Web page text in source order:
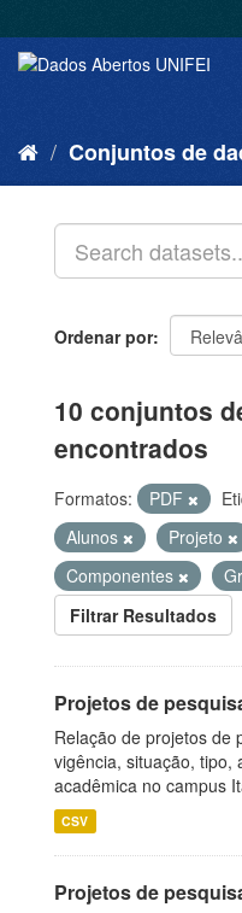
Conjuntos de
Ordenar por
10 conjuntos
encontrados
Formatos: PDF
Alunos
Projeto
Componentes
Filtrar Resultados
Projetos de
Relação de projetos de
vigência, situação, tipo,
acadêmica no campus
CSV
Projetos de